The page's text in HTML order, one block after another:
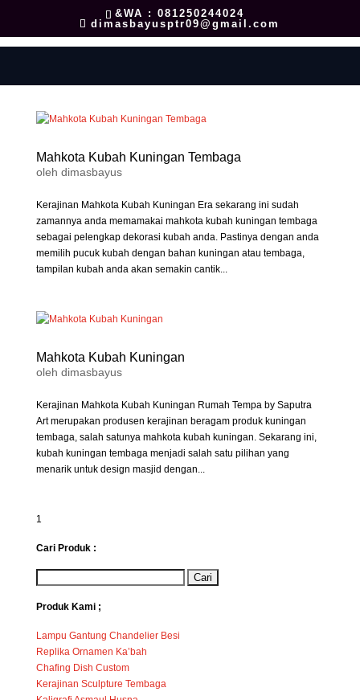
&WA : 081250244024
dimasbayusptr09@gmail.com
Mahkota Kubah Kuningan Tembaga
oleh dimasbayus
Kerajinan Mahkota Kubah Kuningan Era sekarang ini sudah
zamannya anda memamakai mahkota kubah kuningan tembaga
sebagai pelengkap dekorasi kubah anda. Pastinya dengan anda
memilih pucuk kubah dengan bahan kuningan atau tembaga,
tampilan kubah anda akan semakin cantik...
Mahkota Kubah Kuningan
oleh dimasbayus
Kerajinan Mahkota Kubah Kuningan Rumah Tempa by Saputra
Art merupakan produsen kerajinan beragam produk kuningan
tembaga, salah satunya mahkota kubah kuningan. Sekarang ini,
kubah kuningan tembaga menjadi salah satu pilihan yang
menarik untuk design masjid dengan...
1
Cari Produk :
Produk Kami ;
Lampu Gantung Chandelier Besi
Replika Ornamen Ka’bah
Chafing Dish Custom
Kerajinan Sculpture Tembaga